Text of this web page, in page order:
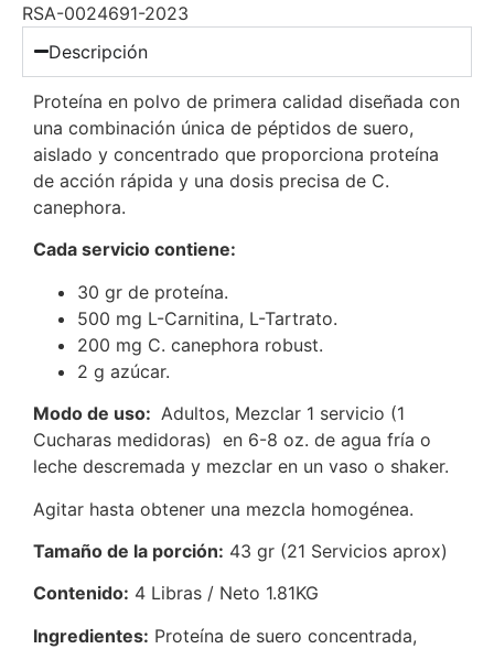
RSA-0024691-2023
Descripción
Proteína en polvo de primera calidad diseñada con
una combinación única de péptidos de suero,
aislado y concentrado que proporciona proteína
de acción rápida y una dosis precisa de C.
canephora.
Cada servicio contiene:
30 gr de proteína.
500 mg L-Carnitina, L-Tartrato.
200 mg C. canephora robust.
2 g azúcar.
Modo de uso: Adultos, Mezclar 1 servicio (1
Cucharas medidoras) en 6-8 oz. de agua fría o
leche descremada y mezclar en un vaso o shaker.
Agitar hasta obtener una mezcla homogénea.
Tamaño de la porción: 43 gr (21 Servicios aprox)
Contenido: 4 Libras / Neto 1.81KG
Ingredientes: Proteína de suero concentrada,